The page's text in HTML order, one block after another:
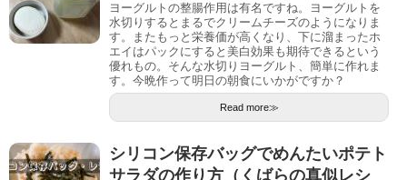
ヨーグルトの整腸作用は有名ですね。ヨーグルトを
水切りするとまるでクリームチーズのようになりま
す。またもっと栄養価が高くなり、下に溜まったホ
エイはパックにすると美白効果も期待できるという
優れもの。そんな水切りヨーグルト、簡単に作れま
す。今晩作って明日の朝食にいかがですか？
Read more≫
シリコン保存バッグでめんたいポテト
サラダの作り方（くばらの真似レシ